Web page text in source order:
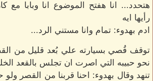
هتحدد... انا هفتح الموضوع انا وبابا
رأيها ايه
ادم بهدوء: تمام وانا مستني الرد...
توقف قُصي بسيارته علي بُعد قليل من
نحو حبيبه التي اصرت ان تجلس بالقعد
تنهد وقال بهدوء: احنا قربنا من القصر ولو